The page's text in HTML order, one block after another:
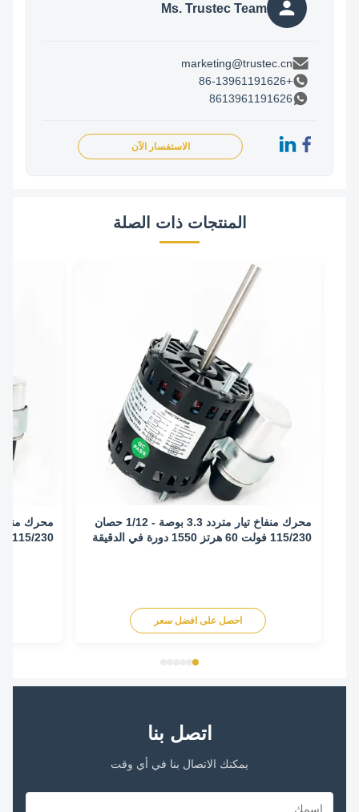
Ms. Trustec Team
marketing@trustec.cn
8613961191626
الاستفسار الآن
المنتجات ذات الصلة
محرك منفاخ تيار متردد 3.3 بوصة - 1/12 حصان
115/230 فولت 60 هرتز 1550 دورة في الدقيقة
احصل على افضل سعر
115/230 فولت 60 هرتز 1550 دورة في الدقيقة
اتصل بنا
يمكنك الاتصال بنا في أي وقت